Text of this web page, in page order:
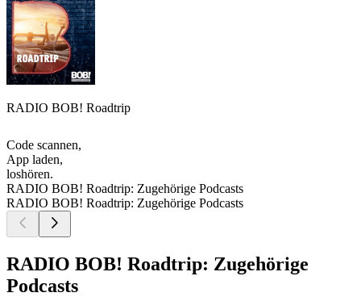
RADIO BOB! Roadtrip
Code scannen,
App laden,
loshören.
RADIO BOB! Roadtrip: Zugehörige Podcasts
RADIO BOB! Roadtrip: Zugehörige Podcasts
RADIO BOB! Roadtrip: Zugehörige
Podcasts